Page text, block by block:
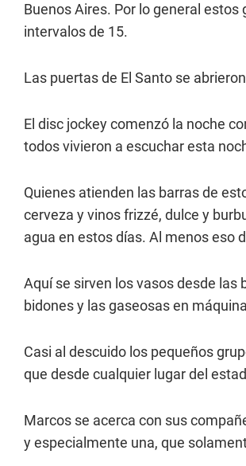
Buenos Aires. Por lo general
intervalos de 15.
Las puertas de El Santo se
El disc jockey comenzó la noche
todos vivieron a escuchar esta
Quienes atienden las barras de
cerveza y vinos frizzé, dulce y
agua en estos días. Al menos eso
Aquí se sirven los vasos desde las
bidones y las gaseosas en
Casi al descuido los pequeños
que desde cualquier lugar del
Marcos se acerca con sus
y especialmente una, que